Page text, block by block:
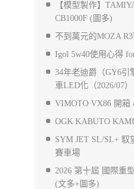
【模型製作】
CB1000F (圖多)
不到萬元的MOZA
Igol 5w40使用心得
34年老迪爵（GY6引
車LED化（2026/07）
VIMOTO VX86 開箱
OGK KABUTO
SYM JET SL/SL+ 馭
賽車場
2026 第十屆 國際重
(文多+圖多)